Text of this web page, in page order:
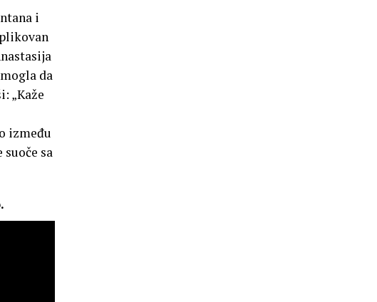
i
da
„Kaže
između
sa